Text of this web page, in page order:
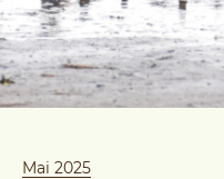
Mai 2025